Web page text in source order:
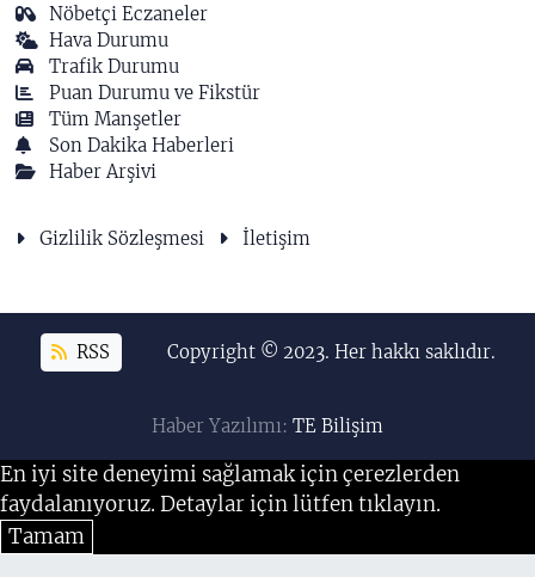
Nöbetçi Eczaneler
Hava Durumu
Trafik Durumu
Puan Durumu ve Fikstür
Tüm Manşetler
Son Dakika Haberleri
Haber Arşivi
Gizlilik Sözleşmesi İletişim
RSS Copyright © 2023. Her hakkı saklıdır.
Haber Yazılımı: TE Bilişim
En iyi site deneyimi sağlamak için çerezlerden
faydalanıyoruz. Detaylar için lütfen tıklayın.
Tamam